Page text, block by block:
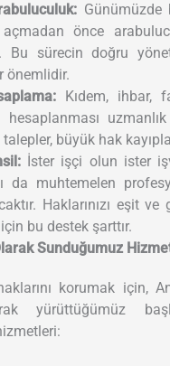
Günümüzde
önce
Bu sürecin doğru
önemlidir.
Kıdem, ihbar,
hesaplanması
büyük hak
İster işçi olun ister
da muhtemelen
Haklarınızı eşit
bu destek şarttır.
Sunduğumuz
korumak için,
yürüttüğümüz